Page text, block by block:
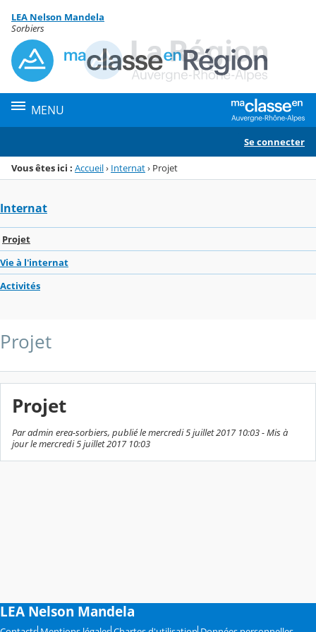
Menu de la rubrique
Contenu
LEA Nelson Mandela
Sorbiers
MENU
Se connecter
Vous êtes ici : Accueil› Internat› Projet
Internat
Projet
Vie à l'internat
Activités
Projet
Projet
Par admin erea-sorbiers, publié le mercredi 5 juillet 2017 10:03 - Mis à
jour le mercredi 5 juillet 2017 10:03
LEA Nelson Mandela